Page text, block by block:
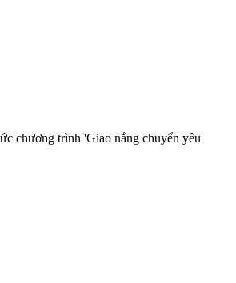
chương trình 'Giao nắng chuyển yêu